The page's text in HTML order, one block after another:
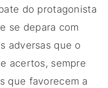
do protagonista
se depara com
adversas que o
acertos, sempre
que favorecem a